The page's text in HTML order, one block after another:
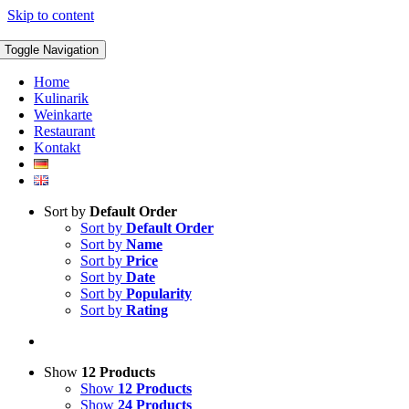
Skip to content
Toggle Navigation
Home
Kulinarik
Weinkarte
Restaurant
Kontakt
Sort by Default Order
Sort by Default Order
Sort by Name
Sort by Price
Sort by Date
Sort by Popularity
Sort by Rating
Show 12 Products
Show 12 Products
Show 24 Products